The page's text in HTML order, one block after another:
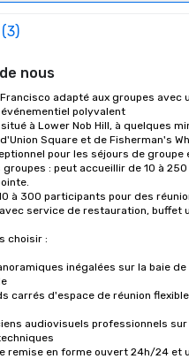
nous
adapté aux groupes avec
polyvalent
à Lower Nob Hill, à quelques
Square et de Fisherman's
pour les séjours de groupe
groupes : peut accueillir de 10 à
à 300 participants pour des
service de restauration, buffet
choisir :
inégalées sur la baie
carrés d'espace de réunion
audiovisuels professionnels
remise en forme ouvert 24h/24 et